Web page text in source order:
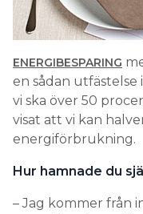
ENERGIBESPARING
en sådan utfästelse
vi ska över 50
visat att vi kan
energiförbrukning.
Hur hamnade du
– Jag kommer från